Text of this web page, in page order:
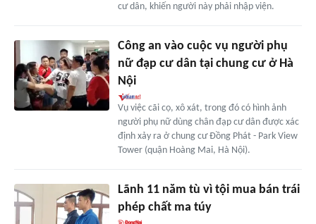
cư dân, khiến người này phải nhập viện.
Công an vào cuộc vụ người phụ
nữ đạp cư dân tại chung cư ở Hà
Nội
Vụ việc cãi cọ, xô xát, trong đó có hình ảnh
người phụ nữ dùng chân đạp cư dân được xác
định xảy ra ở chung cư Đồng Phát - Park View
Tower (quận Hoàng Mai, Hà Nội).
Lãnh 11 năm tù vì tội mua bán trái
phép chất ma túy